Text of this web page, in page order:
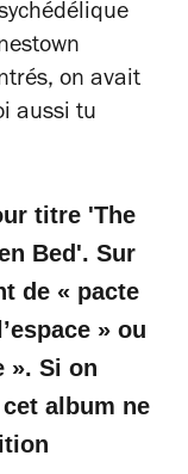
on avait
aussi tu
titre 'The
Bed'. Sur
de « pacte
» ou
». Si on
album ne